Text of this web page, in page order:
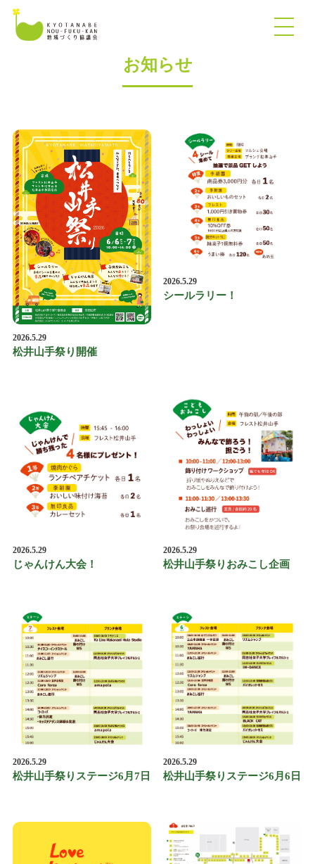
お知らせ
2026.5.29
松井山手祭り開催
2026.5.29
シールラリー！
2026.5.29
じゃんけん大会！
2026.5.29
松井山手祭りおみこし企画
2026.5.29
松井山手祭りステージ6月7日
2026.5.29
松井山手祭りステージ6月6日